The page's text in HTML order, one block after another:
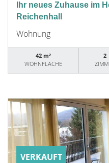
Ihr neues Zuhause im
Reichenhall
Wohnung
42 m²
WOHNFLÄCHE
2
VERKAUFT